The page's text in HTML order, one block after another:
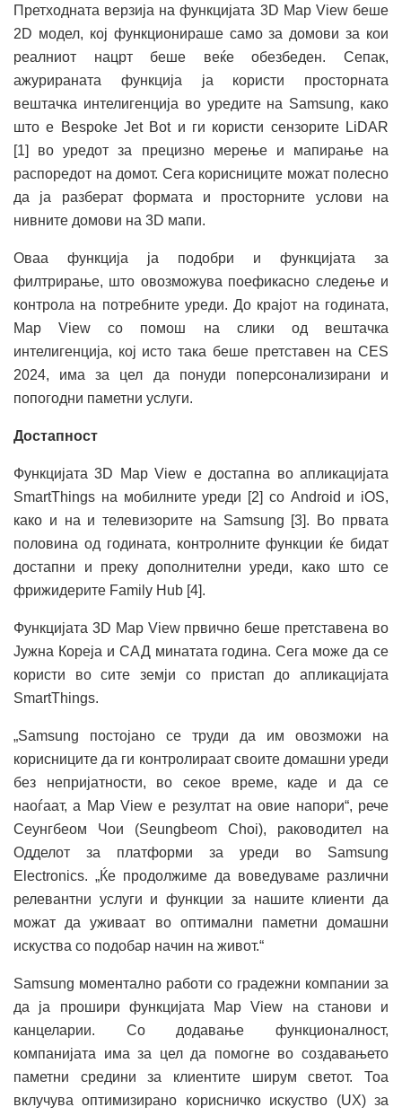
Претходната верзија на функцијата 3D Map View беше
2D модел, кој функционираше само за домови за кои
реалниот нацрт беше веќе обезбеден. Сепак,
ажурираната функција ја користи просторната
вештачка интелигенција во уредите на Samsung, како
што е Bespoke Jet Bot и ги користи сензорите LiDAR
[1] во уредот за прецизно мерење и мапирање на
распоредот на домот. Сега корисниците можат полесно
да ја разберат формата и просторните услови на
нивните домови на 3D мапи.
Оваа функција ја подобри и функцијата за
филтрирање, што овозможува поефикасно следење и
контрола на потребните уреди. До крајот на годината,
Map View со помош на слики од вештачка
интелигенција, кој исто така беше претставен на CES
2024, има за цел да понуди поперсонализирани и
попогодни паметни услуги.
Достапност
Функцијата 3D Map View е достапна во апликацијата
SmartThings на мобилните уреди [2] со Android и iOS,
како и на и телевизорите на Samsung [3]. Во првата
половина од годината, контролните функции ќе бидат
достапни и преку дополнителни уреди, како што се
фрижидерите Family Hub [4].
Функцијата 3D Map View првично беше претставена во
Јужна Кореја и САД минатата година. Сега може да се
користи во сите земји со пристап до апликацијата
SmartThings.
„Samsung постојано се труди да им овозможи на
корисниците да ги контролираат своите домашни уреди
без непријатности, во секое време, каде и да се
наоѓаат, а Map View е резултат на овие напори“, рече
Сеунгбеом Чои (Seungbeom Choi), раководител на
Одделот за платформи за уреди во Samsung
Electronics. „Ќе продолжиме да воведуваме различни
релевантни услуги и функции за нашите клиенти да
можат да уживаат во оптимални паметни домашни
искуства со подобар начин на живот.“
Samsung моментално работи со градежни компании за
да ја прошири функцијата Map View на станови и
канцеларии. Со додавање функционалност,
компанијата има за цел да помогне во создавањето
паметни средини за клиентите ширум светот. Тоа
вклучува оптимизирано корисничко искуство (UX) за